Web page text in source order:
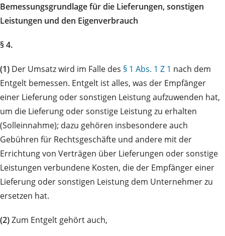
Bemessungsgrundlage für die Lieferungen, sonstigen
Leistungen und den Eigenverbrauch
§ 4.
(1) Der Umsatz wird im Falle des § 1 Abs. 1 Z 1 nach dem
Entgelt bemessen. Entgelt ist alles, was der Empfänger
einer Lieferung oder sonstigen Leistung aufzuwenden hat,
um die Lieferung oder sonstige Leistung zu erhalten
(Solleinnahme); dazu gehören insbesondere auch
Gebühren für Rechtsgeschäfte und andere mit der
Errichtung von Verträgen über Lieferungen oder sonstige
Leistungen verbundene Kosten, die der Empfänger einer
Lieferung oder sonstigen Leistung dem Unternehmer zu
ersetzen hat.
(2)Zum Entgelt gehört auch,